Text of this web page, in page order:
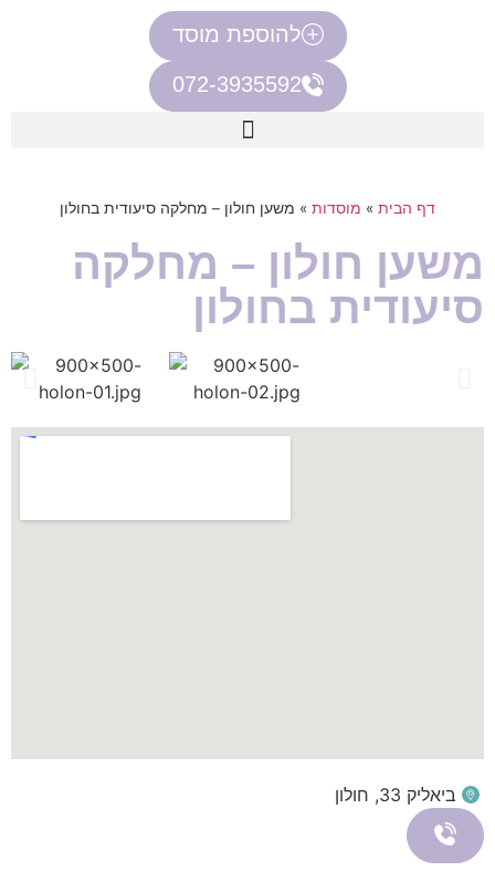
להוספת מוסד
072-3935592
דף הבית » מוסדות » משען חולון – מחלקה סיעודית בחולון
משען חולון – מחלקה
סיעודית בחולון
ביאליק 33, חולון